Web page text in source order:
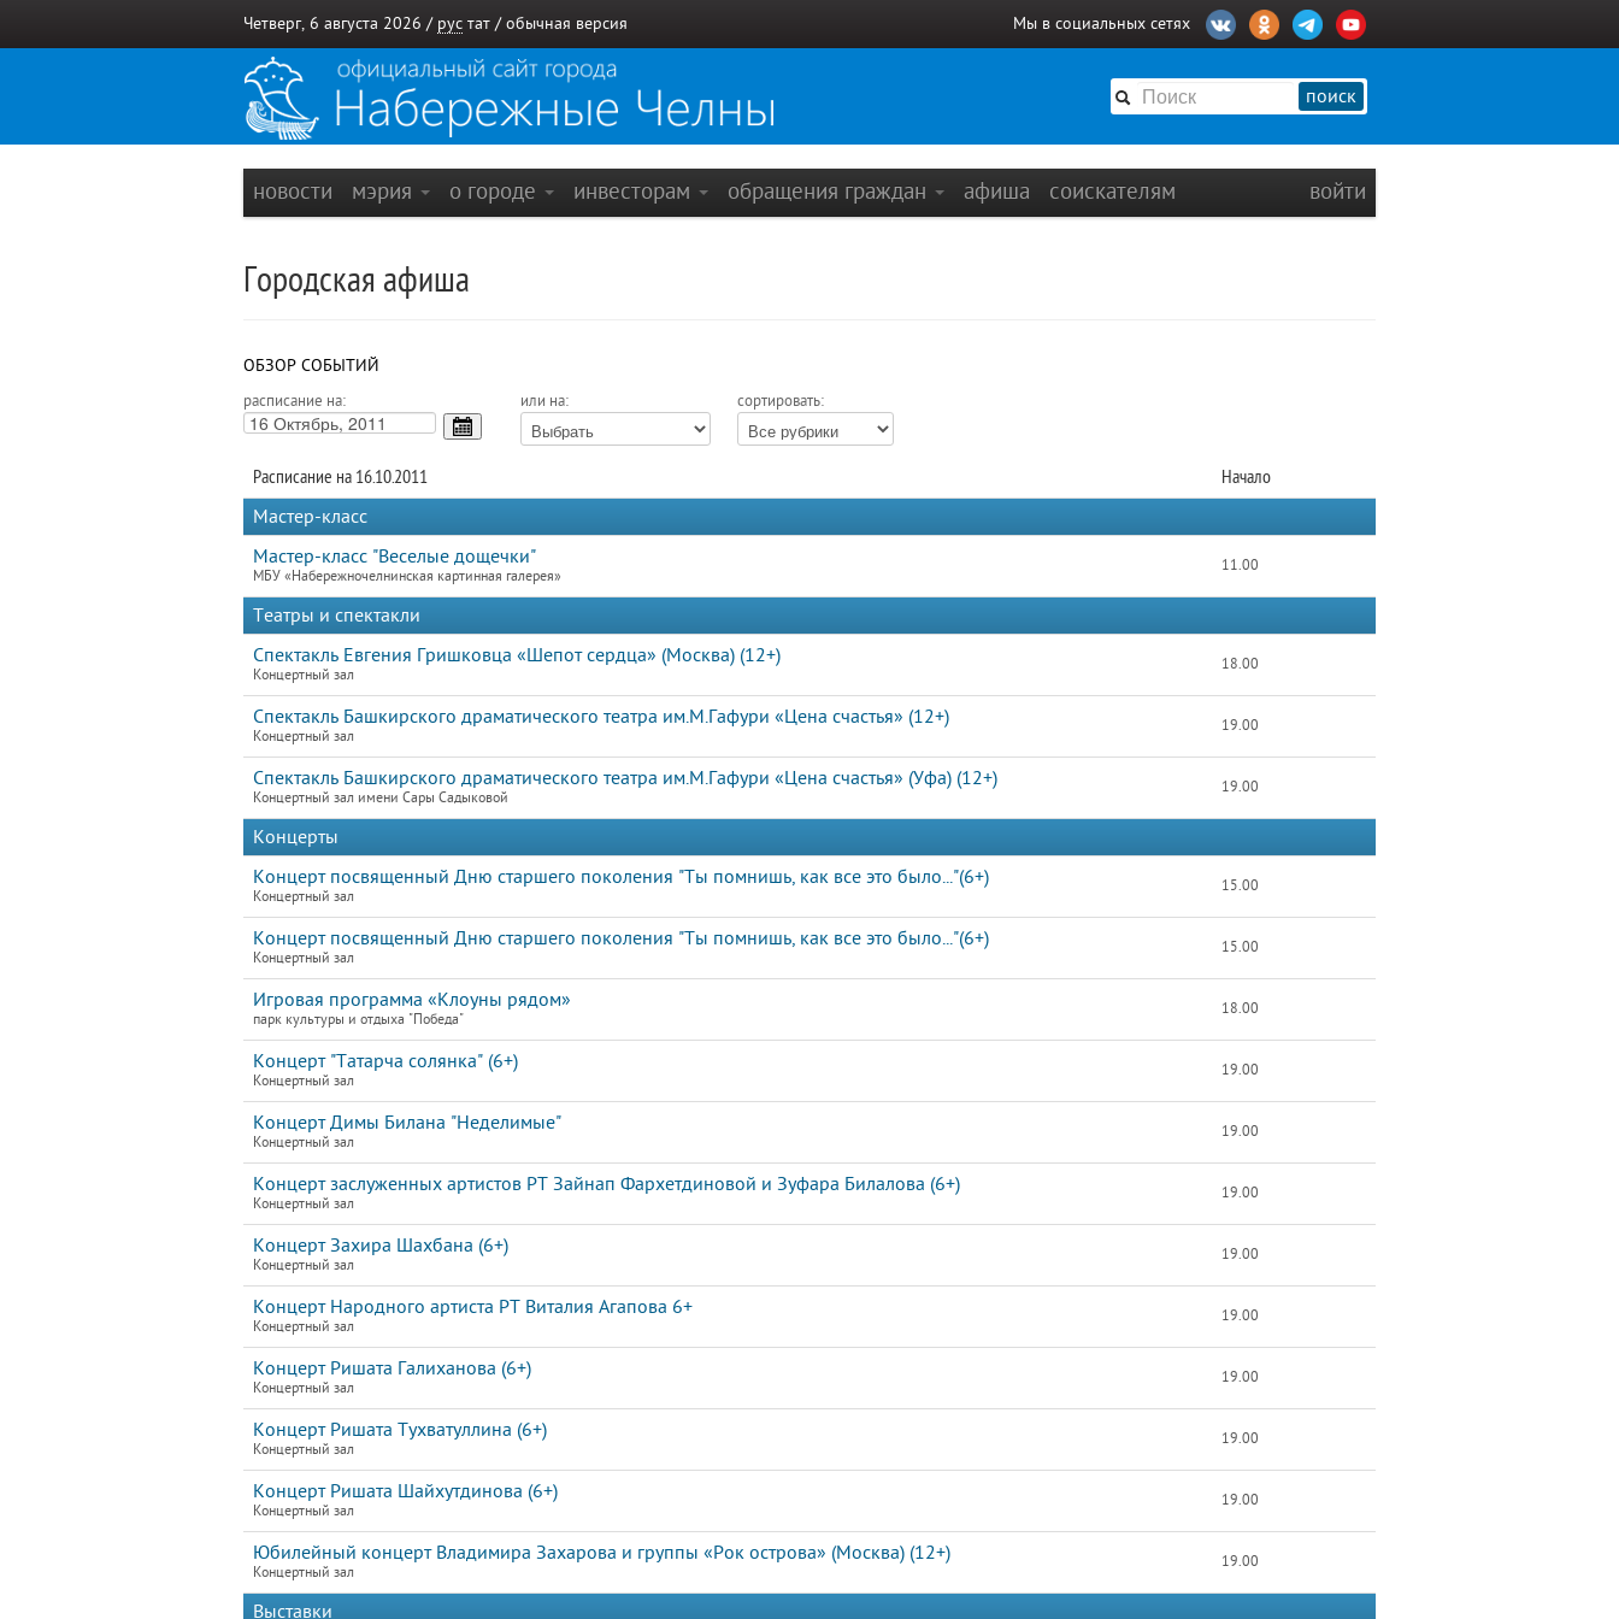
Четверг, 6 августа 2026 / рус тат / обычная версия Мы в социальных сетях
поиск
новости мэрия о городе инвесторам обращения граждан афиша соискателям войти
Городская афиша
ОБЗОР СОБЫТИЙ
расписание на: или на: сортировать:
Расписание на 16.10.2011
Начало
Мастер-класс
Мастер-класс "Веселые дощечки"
МБУ «Набережночелнинская картинная галерея»
11.00
Театры и спектакли
Спектакль Евгения Гришковца «Шепот сердца» (Москва) (12+)
Концертный зал
18.00
Спектакль Башкирского драматического театра им.М.Гафури «Цена счастья» (12+)
Концертный зал
19.00
Спектакль Башкирского драматического театра им.М.Гафури «Цена счастья» (Уфа) (12+)
Концертный зал имени Сары Садыковой
19.00
Концерты
Концерт посвященный Дню старшего поколения "Ты помнишь, как все это было..."(6+)
Концертный зал
15.00
Концерт посвященный Дню старшего поколения "Ты помнишь, как все это было..."(6+)
Концертный зал
15.00
Игровая программа «Клоуны рядом»
парк культуры и отдыха "Победа"
18.00
Концерт "Татарча солянка" (6+)
Концертный зал
19.00
Концерт Димы Билана "Неделимые"
Концертный зал
19.00
Концерт заслуженных артистов РТ Зайнап Фархетдиновой и Зуфара Билалова (6+)
Концертный зал
19.00
Концерт Захира Шахбана (6+)
Концертный зал
19.00
Концерт Народного артиста РТ Виталия Агапова 6+
Концертный зал
19.00
Концерт Ришата Галиханова (6+)
Концертный зал
19.00
Концерт Ришата Тухватуллина (6+)
Концертный зал
19.00
Концерт Ришата Шайхутдинова (6+)
Концертный зал
19.00
Юбилейный концерт Владимира Захарова и группы «Рок острова» (Москва) (12+)
Концертный зал
19.00
Выставки